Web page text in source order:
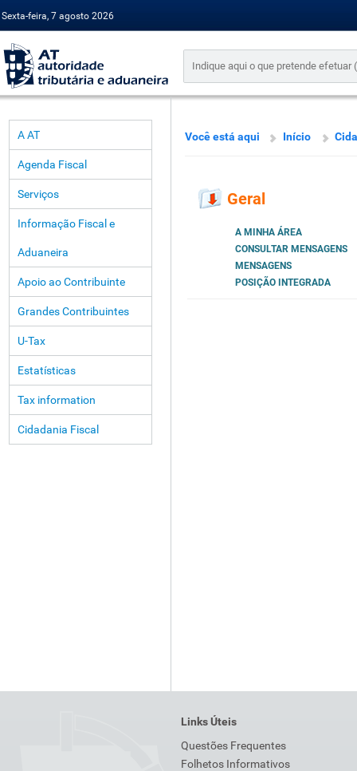
Sexta-feira, 7 agosto 2026
A AT
Agenda Fiscal
Serviços
Informação Fiscal e
Aduaneira
Apoio ao Contribuinte
Grandes Contribuintes
U-Tax
Estatísticas
Tax information
Cidadania Fiscal
Você está aqui Início
Geral
A MINHA ÁREA
CONSULTAR MENSAGENS
MENSAGENS
POSIÇÃO INTEGRADA
Links Úteis
Questões Frequentes
Folhetos Informativos